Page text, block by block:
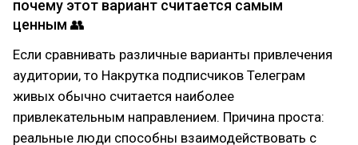
почему этот вариант считается самым
ценным 👥
Если сравнивать различные варианты привлечения
аудитории, то Накрутка подписчиков Телеграм
живых обычно считается наиболее
привлекательным направлением. Причина проста:
реальные люди способны взаимодействовать с